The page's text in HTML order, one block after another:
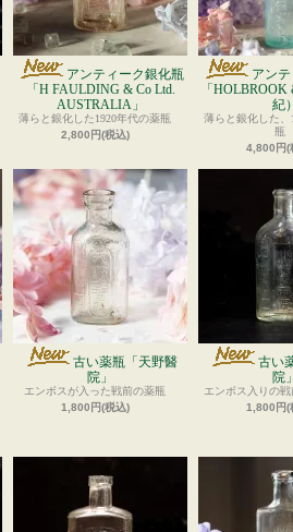
アンティーク銀化瓶
「H FAULDING & Co Ltd.
AUSTRALIA」
薄らと銀化した1920年代の薬瓶
2,800円(税込)
アン
「
紀）
薄らと銀化した
瓶
4,800円(
古い薬瓶「天野醫
院」
エンボスが入った戦前の薬瓶
1,800円(税込)
古い
院」
エンボス入りの
1,800円(